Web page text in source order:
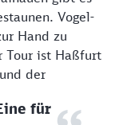
Vogel-
Hand zu
Tour ist Haßfurt
der
für